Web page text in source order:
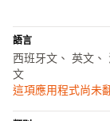
語言
西班牙文、 英文、
文
這項應用程式尚未